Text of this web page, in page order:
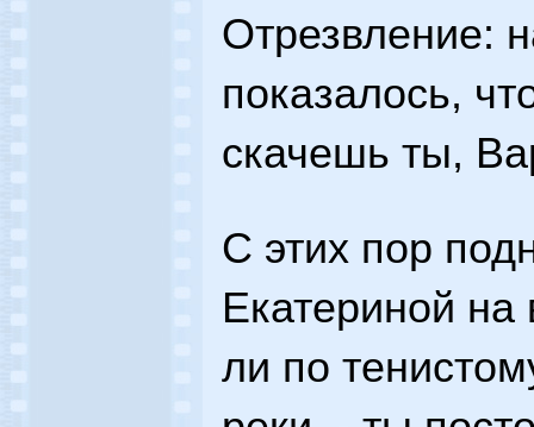
Отрезвление:
показалось,
скачешь ты,
С этих пор
Екатериной
ли по